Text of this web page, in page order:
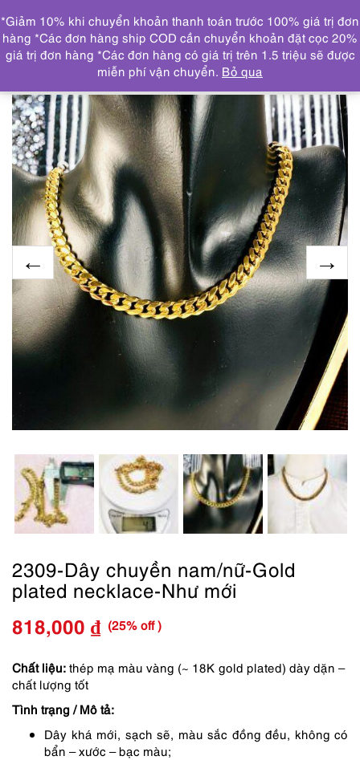
DANH MỤC
Trang chủ SẢN PHẨM MỚI CẬP NHẬT
2309-Dây
chuyền nam/nữ-Gold plated necklace-Như mới
2309-Dây chuyền nam/nữ-Gold
plated necklace-Như mới
Giá
gốc
818,000 ₫
Giá
hiện
818,000 ₫.
(25% off )
Chất liệu: thép mạ màu vàng (~ 18K gold plated) dày dặn –
chất lượng tốt
Tình trạng / Mô tả:
Dây khá mới, sạch sẽ, màu sắc đồng đều, không có
bẩn – xước – bạc màu;
*Giảm 10% khi chuyển khoản thanh toán trước 100% giá trị đơn
hàng *Các đơn hàng ship COD cần chuyển khoản đặt cọc 20%
giá trị đơn hàng *Các đơn hàng có giá trị trên 1.5 triệu sẽ được
miễn phí vận chuyển. Bỏ qua